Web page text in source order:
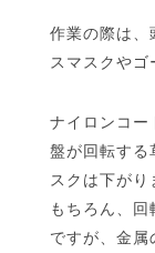
作業の際は、
スマスクやゴ
ナイロンコー
盤が回転する
スクは下がり
もちろん、
ですが、金属